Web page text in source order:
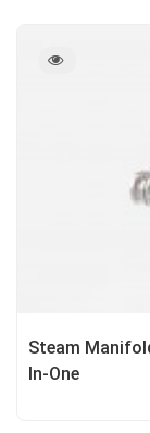
Steam
In-One